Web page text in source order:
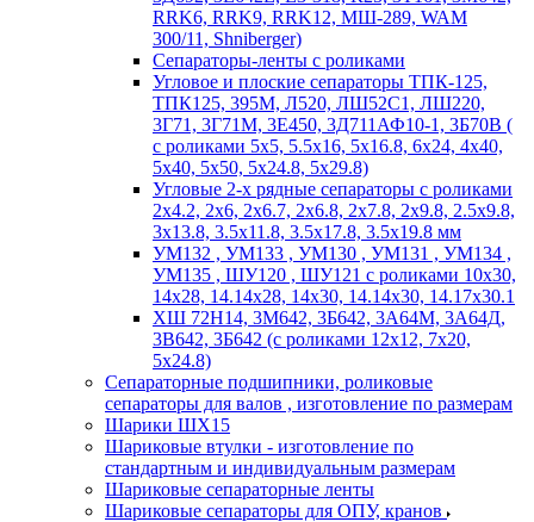
RRK6, RRK9, RRK12, МШ-289, WAM
300/11, Shniberger)
Сепараторы-ленты с роликами
Угловое и плоские сепараторы ТПК-125,
ТПК125, 395М, Л520, ЛШ52С1, ЛШ220,
3Г71, 3Г71М, 3Е450, 3Д711АФ10-1, 3Б70В (
с роликами 5х5, 5.5х16, 5х16.8, 6х24, 4х40,
5х40, 5х50, 5х24.8, 5х29.8)
Угловые 2-х рядные сепараторы с роликами
2х4.2, 2х6, 2х6.7, 2х6.8, 2х7.8, 2х9.8, 2.5х9.8,
3х13.8, 3.5х11.8, 3.5х17.8, 3.5х19.8 мм
УМ132 , УМ133 , УМ130 , УМ131 , УМ134 ,
УМ135 , ШУ120 , ШУ121 с роликами 10х30,
14х28, 14.14х28, 14х30, 14.14х30, 14.17х30.1
ХШ 72Н14, 3М642, 3Б642, 3А64М, 3А64Д,
3В642, 3Б642 (с роликами 12х12, 7х20,
5х24.8)
Сепараторные подшипники, роликовые
сепараторы для валов , изготовление по размерам
Шарики ШХ15
Шариковые втулки - изготовление по
стандартным и индивидуальным размерам
Шариковые сепараторные ленты
Шариковые сепараторы для ОПУ, кранов